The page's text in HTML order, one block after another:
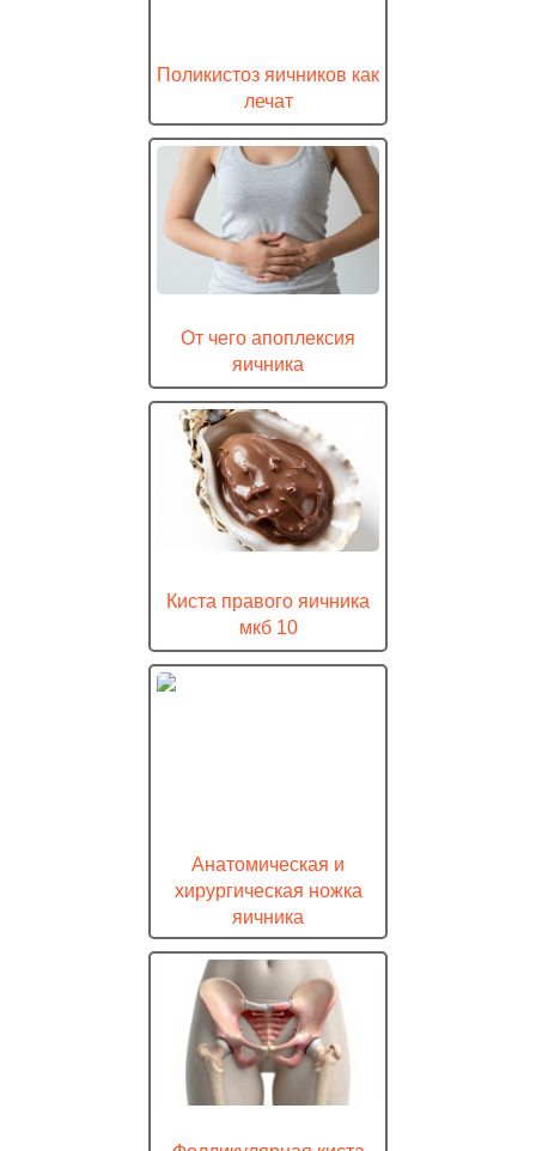
Поликистоз яичников как
лечат
От чего апоплексия
яичника
Киста правого яичника
мкб 10
Анатомическая и
хирургическая ножка
яичника